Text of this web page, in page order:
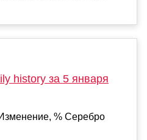
history за 5 января
% Серебро